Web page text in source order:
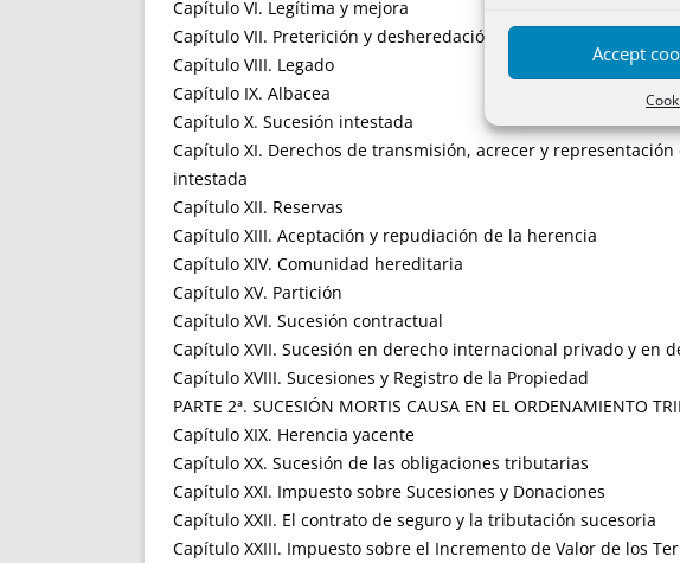
Accept
Capítulo VI. Legítima y mejora
Capítulo VII. Preterición y desheredación
Capítulo VIII. Legado
Capítulo IX. Albacea
Capítulo X. Sucesión intestada
Capítulo XI. Derechos de transmisión, acrecer y
intestada
Capítulo XII. Reservas
Capítulo XIII. Aceptación y repudiación de la herencia
Capítulo XIV. Comunidad hereditaria
Capítulo XV. Partición
Capítulo XVI. Sucesión contractual
Capítulo XVII. Sucesión en derecho internacional privado y en
Capítulo XVIII. Sucesiones y Registro de la Propiedad
PARTE 2ª. SUCESIÓN MORTIS CAUSA EN EL ORDENAMIENTO
Capítulo XIX. Herencia yacente
Capítulo XX. Sucesión de las obligaciones tributarias
Capítulo XXI. Impuesto sobre Sucesiones y Donaciones
Capítulo XXII. El contrato de seguro y la tributación sucesoria
Capítulo XXIII. Impuesto sobre el Incremento de Valor de los